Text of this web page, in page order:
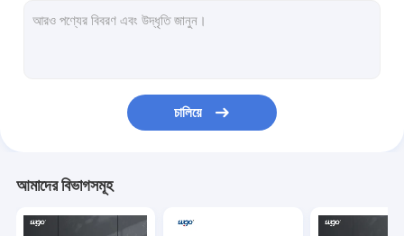
বাথরুম তোয়ালে রিং হোল্ডার
চালিয়ে
আমাদের বিভাগসমূহ